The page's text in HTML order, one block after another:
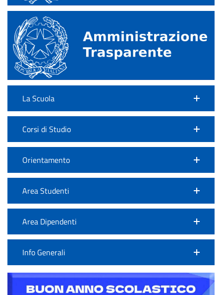
La Scuola
Corsi di Studio
Orientamento
Area Studenti
Area Dipendenti
Info Generali